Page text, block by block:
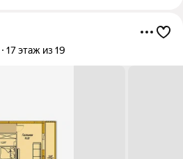
17 этаж из 19